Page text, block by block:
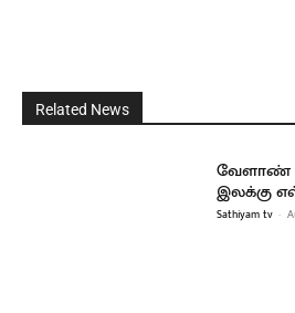
Related News
வேளாண்
இலக்கு
Sathiyam tv -